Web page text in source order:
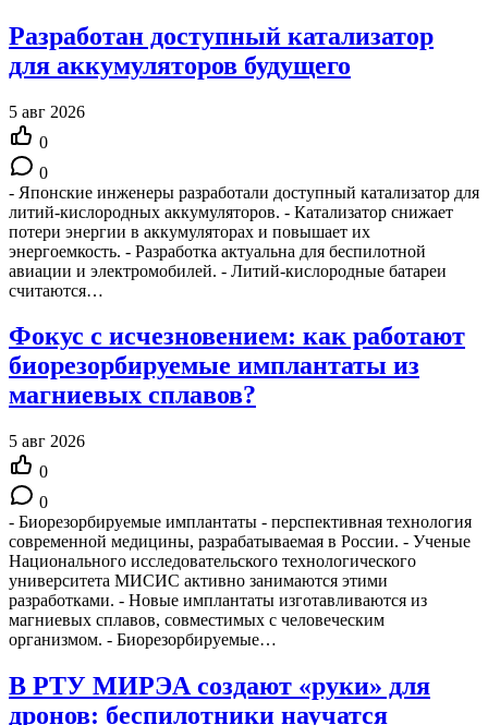
Разработан доступный катализатор
для аккумуляторов будущего
5 авг 2026
0
0
- Японские инженеры разработали доступный катализатор для
литий-кислородных аккумуляторов. - Катализатор снижает
потери энергии в аккумуляторах и повышает их
энергоемкость. - Разработка актуальна для беспилотной
авиации и электромобилей. - Литий-кислородные батареи
считаются…
Фокус с исчезновением: как работают
биорезорбируемые имплантаты из
магниевых сплавов?
5 авг 2026
0
0
- Биорезорбируемые имплантаты - перспективная технология
современной медицины, разрабатываемая в России. - Ученые
Национального исследовательского технологического
университета МИСИС активно занимаются этими
разработками. - Новые имплантаты изготавливаются из
магниевых сплавов, совместимых с человеческим
организмом. - Биорезорбируемые…
В РТУ МИРЭА создают «руки» для
дронов: беспилотники научатся